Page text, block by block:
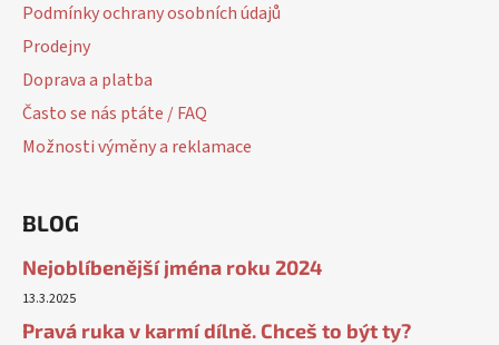
Podmínky ochrany osobních údajů
Prodejny
Doprava a platba
Často se nás ptáte / FAQ
Možnosti výměny a reklamace
BLOG
Nejoblíbenější jména roku 2024
13.3.2025
Pravá ruka v karmí dílně. Chceš to být ty?